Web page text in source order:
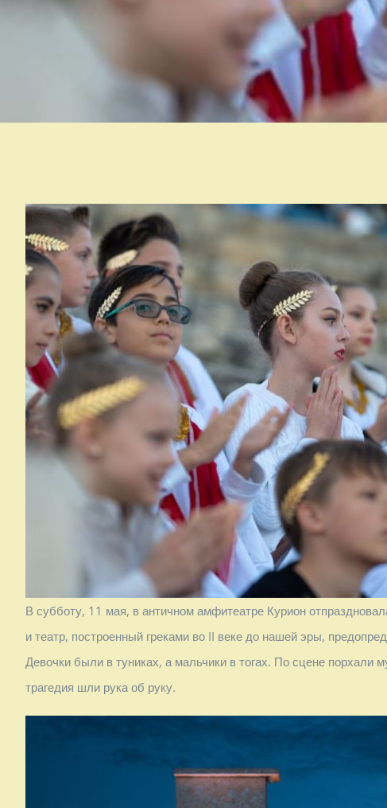
В субботу, 11 мая, в античном амфитеатре Курион
и театр, построенный греками во II веке до нашей эры,
Девочки были в туниках, а мальчики в тогах. По сцене порхали
трагедия шли рука об руку.